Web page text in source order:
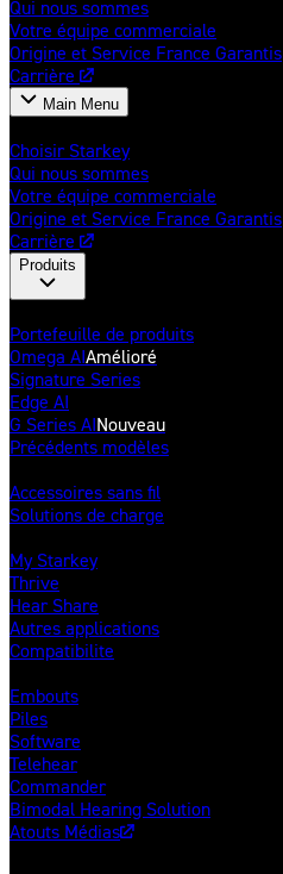
Qui nous sommes
Votre équipe commerciale
Origine et Service France Garantis
Carrière
Main Menu
Choisir Starkey
Qui nous sommes
Votre équipe commerciale
Origine et Service France Garantis
Carrière
Produits
Portefeuille de produits
Omega AIAmélioré
Signature Series
Edge AI
G Series AINouveau
Précédents modèles
Accessoires sans fil
Solutions de charge
My Starkey
Thrive
Hear Share
Autres applications
Compatibilite
Embouts
Piles
Software
Telehear
Commander
Bimodal Hearing Solution
Atouts Médias